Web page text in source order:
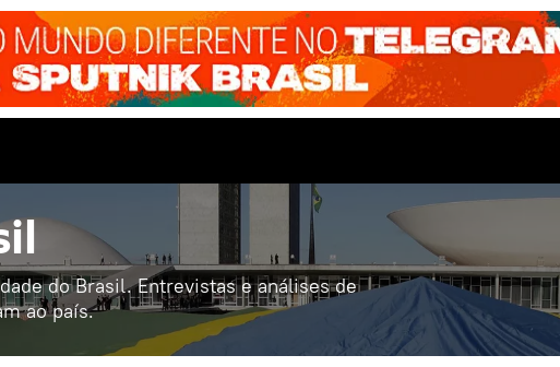
do Brasil. Entrevistas e análises de
ao país.